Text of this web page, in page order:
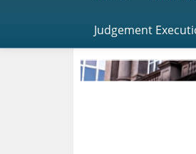
Judgement